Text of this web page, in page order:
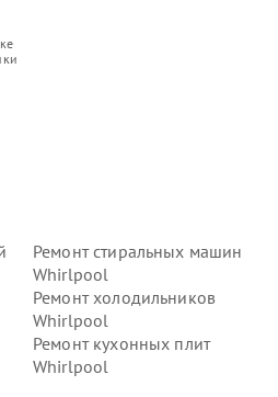
Ремонт стиральных машин
Whirlpool
Ремонт холодильников
Whirlpool
Ремонт кухонных плит
Whirlpool